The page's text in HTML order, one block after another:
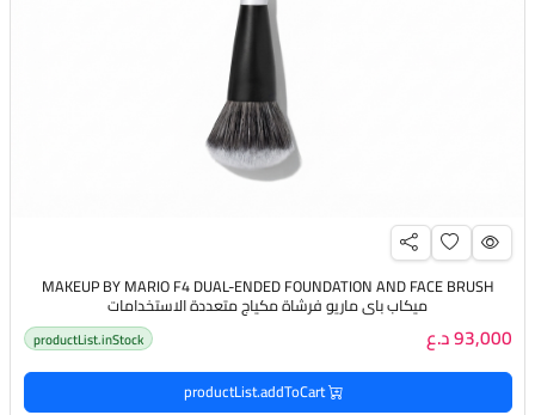
MAKEUP BY MARIO F4 DUAL-ENDED FOUNDATION AND FACE BRUSH
ميكاب باي ماريو فرشاة مكياج متعددة الاستخدامات
93,000 د.ع productList.inStock
productList.addToCart